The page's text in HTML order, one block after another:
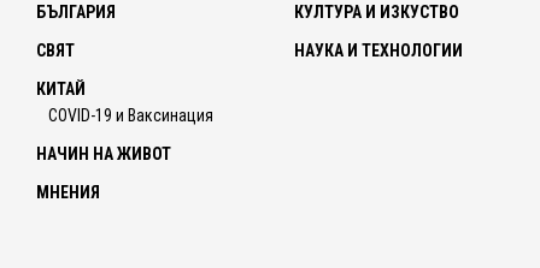
БЪЛГАРИЯ
СВЯТ
КИТАЙ
COVID-19 и Ваксинация
КУЛТУРА И ИЗКУСТВО
НАУКА И ТЕХНОЛОГИИ
НАЧИН НА ЖИВОТ
МНЕНИЯ